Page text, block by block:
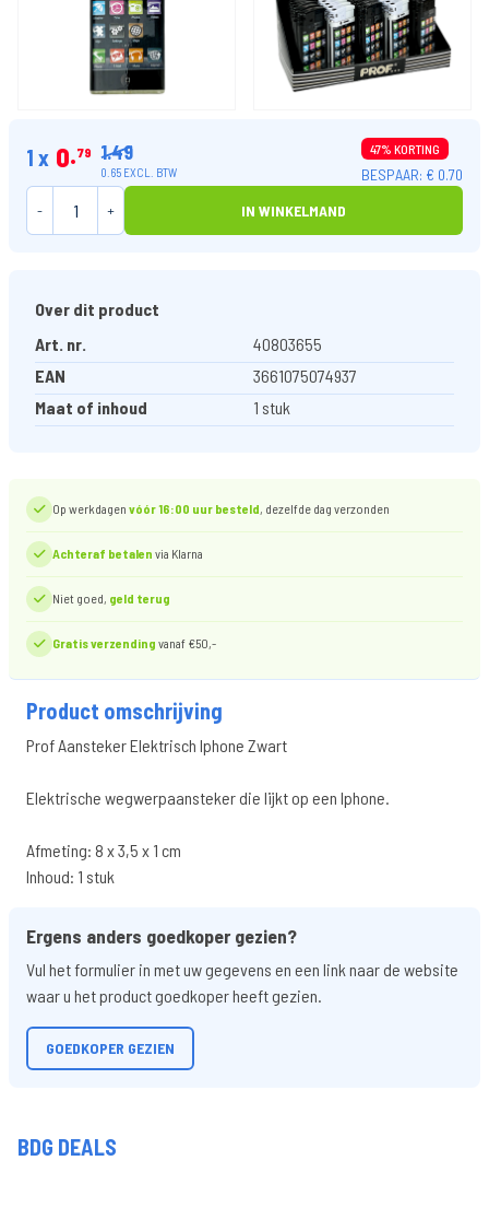
1 x 0 79 1.49
0.65 EXCL. BTW
47% KORTING
BESPAAR: € 0.70
-
+ IN WINKELMAND
Over dit product
Art. nr.
40803655
EAN
3661075074937
Maat of inhoud
1 stuk
Op werkdagen vóór 16:00 uur besteld, dezelfde dag verzonden
Achteraf betalen via Klarna
Niet goed, geld terug
Gratis verzending vanaf €50,-
Product omschrijving
Prof Aansteker Elektrisch Iphone Zwart
Elektrische wegwerpaansteker die lijkt op een Iphone.
Afmeting: 8 x 3,5 x 1 cm
Inhoud: 1 stuk
Ergens anders goedkoper gezien?
Vul het formulier in met uw gegevens en een link naar de website
waar u het product goedkoper heeft gezien.
GOEDKOPER GEZIEN
BDG DEALS